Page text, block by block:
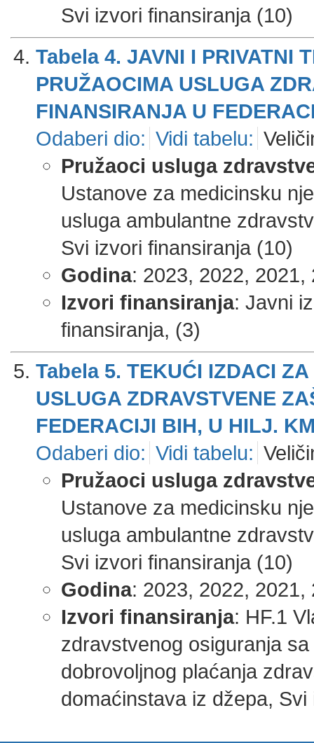
Svi izvori finansiranja (10)
Tabela 4. JAVNI I PRIVATNI
PRUŽAOCIMA USLUGA
FINANSIRANJA U
Odaberi dio: Vidi tabelu:
Pružaoci usluga
Ustanove za medicinsku
usluga ambulantne
Svi izvori finansiranja (10)
Godina: 2023, 2022,
Izvori finansiranja: Javni
finansiranja, (3)
Tabela 5. TEKUĆI IZDACI
USLUGA ZDRAVSTVENE
FEDERACIJI BIH, U HILJ.
Odaberi dio: Vidi tabelu:
Pružaoci usluga
Ustanove za medicinsku
usluga ambulantne
Svi izvori finansiranja (10)
Godina: 2023, 2022,
Izvori finansiranja: HF.1
zdravstvenog osiguranja
dobrovoljnog plaćanja
domaćinstava iz džepa,